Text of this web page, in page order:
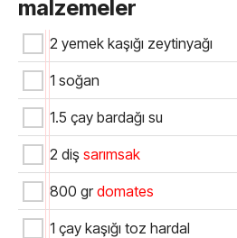
malzemeler
2 yemek kaşığı zeytinyağı
1 soğan
1.5 çay bardağı su
2 diş sarımsak
800 grdomates
1 çay kaşığı toz hardal